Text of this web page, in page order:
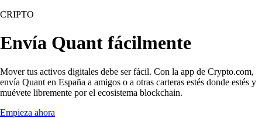
CRIPTO
Envía Quant fácilmente
Mover tus activos digitales debe ser fácil. Con la app de Crypto.com,
envía Quant en España a amigos o a otras carteras estés donde estés y
muévete libremente por el ecosistema blockchain.
Empieza ahora